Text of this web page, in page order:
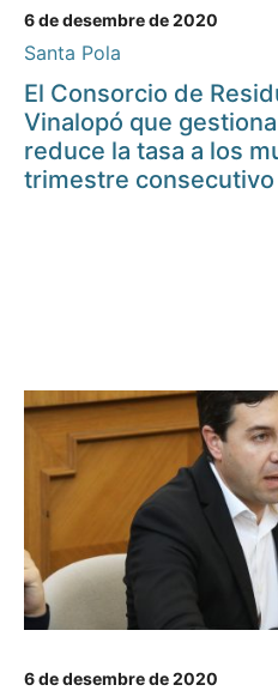
6 de desembre de 2020
Santa Pola
El Consorcio de
Vinalopó que
reduce la tasa a los
trimestre consecutivo
6 de desembre de 2020